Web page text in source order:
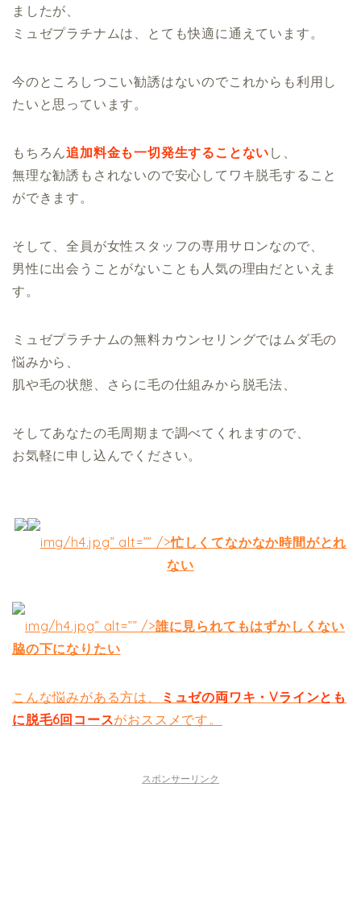
ましたが、
ミュゼプラチナムは、とても快適に通えています。
今のところしつこい勧誘はないのでこれからも利用し
たいと思っています。
もちろん追加料金も一切発生することない し、
無理な勧誘もされないので安心してワキ脱毛すること
ができます。
そして、全員が女性スタッフの専用サロンなので、
男性に出会うことがないことも人気の理由だといえま
す。
ミュゼプラチナムの無料カウンセリングではムダ毛の
悩みから、
肌や毛の状態、さらに毛の仕組みから脱毛法、
そしてあなたの毛周期まで調べてくれますので、
お気軽に申し込んでください。
img/h4.jpg” alt=”” />忙しくてなかなか時間がとれ
ない
img/h4.jpg” alt=”” />誰に見られてもはずかしくない
脇の下になりたい
こんな悩みがある方は、
ミュゼの両ワキ・Vラインとも
に脱毛6回コースがおススメです。
スポンサーリンク